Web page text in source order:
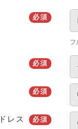
必須
フ
必須
必須
レス 必須